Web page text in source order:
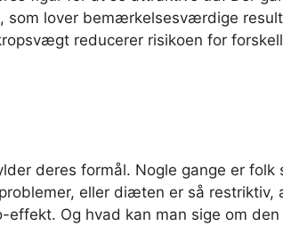
lover bemærkelsesværdige
reducerer risikoen for
deres formål. Nogle gange er
eller diæten er så
effekt. Og hvad kan man sige om